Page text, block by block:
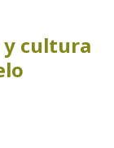
y cultura